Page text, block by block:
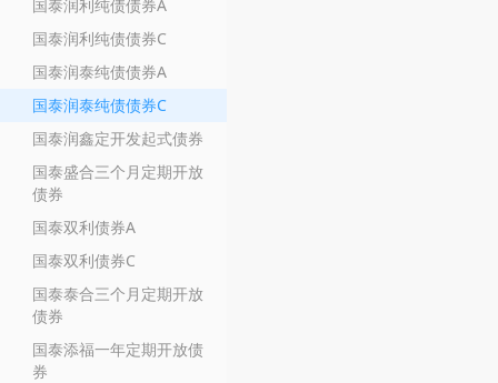
国泰润利纯债债券A
国泰润利纯债债券C
国泰润泰纯债债券A
国泰润泰纯债债券C
国泰润鑫定开发起式债券
国泰盛合三个月定期开放
债券
国泰双利债券A
国泰双利债券C
国泰泰合三个月定期开放
债券
国泰添福一年定期开放债
券